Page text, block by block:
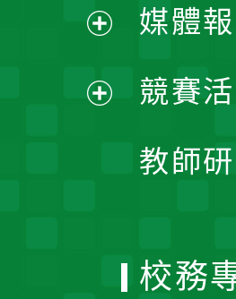
媒體
競賽
教師
開
校務